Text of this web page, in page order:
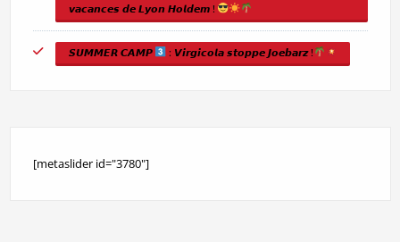
𝙫𝙖𝙘𝙖𝙣𝙘𝙚𝙨 𝙙𝙚 𝙇𝙮𝙤𝙣 𝙃𝙤𝙡𝙙𝙚𝙢 !
𝙎𝙐𝙈𝙈𝙀𝙍 𝘾𝘼𝙈𝙋 : 𝙑𝙞𝙧𝙜𝙞𝙘𝙤𝙡𝙖 𝙨𝙩𝙤𝙥𝙥𝙚 𝙅𝙤𝙚𝙗𝙖𝙧𝙯 !
[metaslider id="3780"]